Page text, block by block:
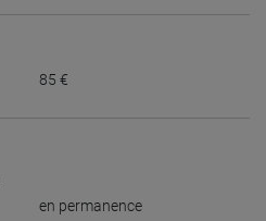
85 €
en permanence